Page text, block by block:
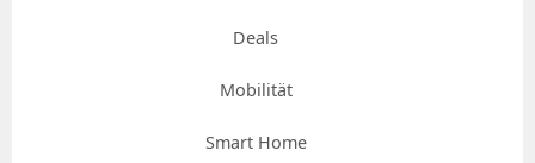
Deals
Mobilität
Smart Home